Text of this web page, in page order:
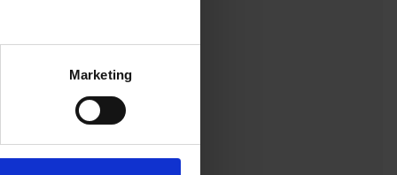
Marketing
(RIS)
van alle